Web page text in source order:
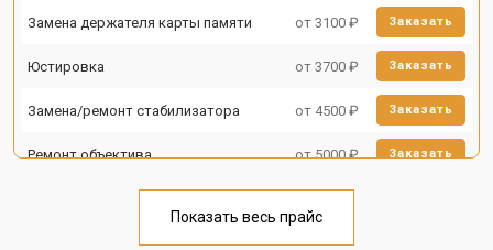
Замена держателя карты памяти от 3100 ₽ Заказать
Юстировка от 3700 ₽ Заказать
Замена/ремонт стабилизатора от 4500 ₽ Заказать
Ремонт объектива от 5000 ₽ Заказать
Показать весь прайс